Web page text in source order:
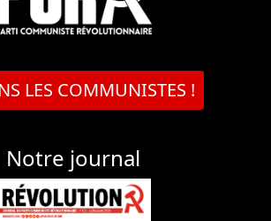
LES COMMUNISTES !
Notre journal